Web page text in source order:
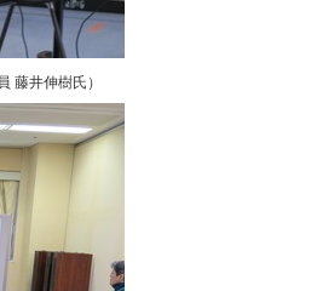
藤井伸樹氏）